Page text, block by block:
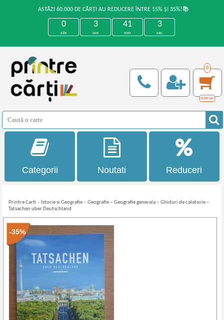
ASTĂZI 60.000 DE CĂRȚI AU REDUCERE ÎNTRE 15% ȘI 35%!📚
0
zile
3
ore
41
min
3
sec
0
0,00 Lei
Categorii Noutati Reduceri
Printre Carti » Istorie si Geografie »Geografie »Geografie generala »Ghiduri de calatorie »
Tatsachen uber Deutschland
-35%